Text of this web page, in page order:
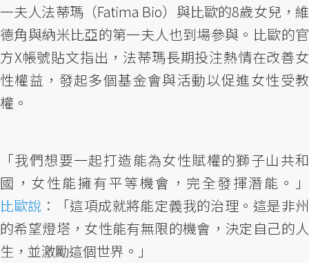
一夫人法蒂瑪（Fatima Bio）與比歐的8歲女兒，維
德角與納米比亞的第一夫人也到場參與。比歐的官
方X帳號貼文指出，法蒂瑪長期投注熱情在改善女
性權益，發起多個基金會與活動以促進女性受教
權。
「我們想要一起打造能為女性賦權的獅子山共和
國，女性能擁有平等機會，完全發揮潛能。」
比歐說 ：「這項成就將能定義我的治理。這是非州
的希望燈塔，女性能有無限的機會，決定自己的人
生，並激勵這個世界。」